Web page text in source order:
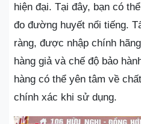
hiện đại. Tại đây, bạn có
đo đường huyết nổi tiếng.
ràng, được nhập chính
hàng giả và chế độ bảo
hàng có thể yên tâm về
chính xác khi sử dụng.